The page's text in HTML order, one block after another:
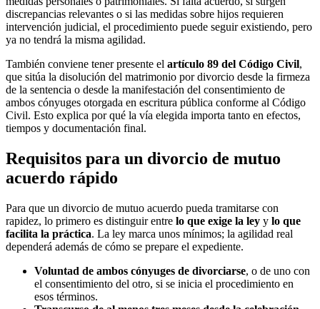
discrepancias relevantes o si las medidas sobre hijos requieren
intervención judicial, el procedimiento puede seguir existiendo, pero
ya no tendrá la misma agilidad.
También conviene tener presente el artículo 89 del Código Civil,
que sitúa la disolución del matrimonio por divorcio desde la firmeza
de la sentencia o desde la manifestación del consentimiento de
ambos cónyuges otorgada en escritura pública conforme al Código
Civil. Esto explica por qué la vía elegida importa tanto en efectos,
tiempos y documentación final.
Requisitos para un divorcio de mutuo
acuerdo rápido
Para que un divorcio de mutuo acuerdo pueda tramitarse con
rapidez, lo primero es distinguir entre lo que exige la ley y lo que
facilita la práctica. La ley marca unos mínimos; la agilidad real
dependerá además de cómo se prepare el expediente.
Voluntad de ambos cónyuges de divorciarse, o de uno con
el consentimiento del otro, si se inicia el procedimiento en
esos términos.